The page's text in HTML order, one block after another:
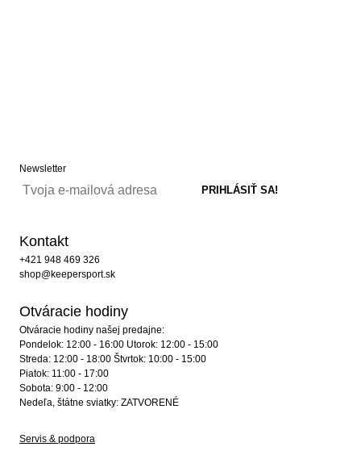
Newsletter
Kontakt
+421 948 469 326
shop@keepersport.sk
Otváracie hodiny
Otváracie hodiny našej predajne:
Pondelok: 12:00 - 16:00 Utorok: 12:00 - 15:00
Streda: 12:00 - 18:00 Štvrtok: 10:00 - 15:00
Piatok: 11:00 - 17:00
Sobota: 9:00 - 12:00
Nedeľa, štátne sviatky: ZATVORENÉ
Servis & podpora